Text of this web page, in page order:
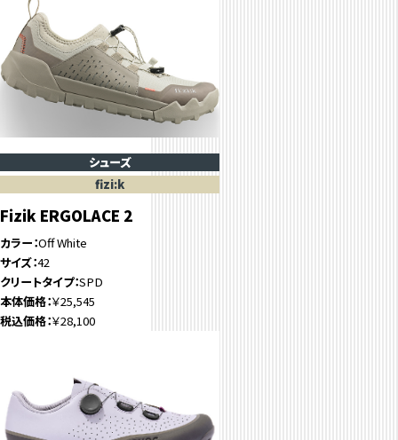
シューズ
fizi:k
Fizik ERGOLACE 2
カラー Off White
サイズ 42
クリートタイプ SPD
本体価格 ￥25,545
税込価格 ￥28,100